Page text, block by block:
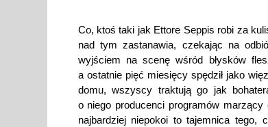
Co, ktoś taki jak Ettore Seppis robi za
nad tym zastanawia, czekając na
wyjściem na scenę wśród błysków
a ostatnie pięć miesięcy spędził jako
domu, wszyscy traktują go jak
o niego producenci programów
najbardziej niepokoi to tajemnica tego,